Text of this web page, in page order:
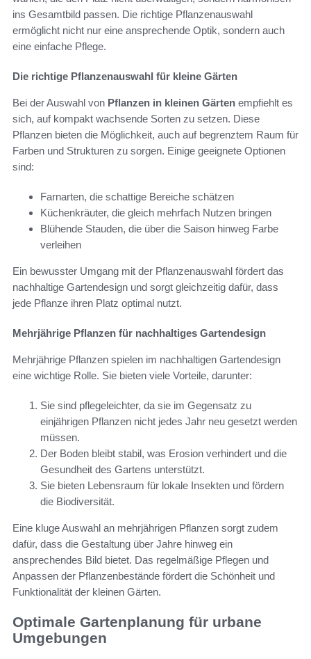
ins Gesamtbild passen. Die richtige Pflanzenauswahl
ermöglicht nicht nur eine ansprechende Optik, sondern auch
eine einfache Pflege.
Die richtige Pflanzenauswahl für kleine Gärten
Bei der Auswahl von Pflanzen in kleinen Gärten empfiehlt es
sich, auf kompakt wachsende Sorten zu setzen. Diese
Pflanzen bieten die Möglichkeit, auch auf begrenztem Raum für
Farben und Strukturen zu sorgen. Einige geeignete Optionen
sind:
Farnarten, die schattige Bereiche schätzen
Küchenkräuter, die gleich mehrfach Nutzen bringen
Blühende Stauden, die über die Saison hinweg Farbe
verleihen
Ein bewusster Umgang mit der Pflanzenauswahl fördert das
nachhaltige Gartendesign und sorgt gleichzeitig dafür, dass
jede Pflanze ihren Platz optimal nutzt.
Mehrjährige Pflanzen für nachhaltiges Gartendesign
Mehrjährige Pflanzen spielen im nachhaltigen Gartendesign
eine wichtige Rolle. Sie bieten viele Vorteile, darunter:
Sie sind pflegeleichter, da sie im Gegensatz zu
einjährigen Pflanzen nicht jedes Jahr neu gesetzt werden
müssen.
Der Boden bleibt stabil, was Erosion verhindert und die
Gesundheit des Gartens unterstützt.
Sie bieten Lebensraum für lokale Insekten und fördern
die Biodiversität.
Eine kluge Auswahl an mehrjährigen Pflanzen sorgt zudem
dafür, dass die Gestaltung über Jahre hinweg ein
ansprechendes Bild bietet. Das regelmäßige Pflegen und
Anpassen der Pflanzenbestände fördert die Schönheit und
Funktionalität der kleinen Gärten.
Optimale Gartenplanung für urbane
Umgebungen